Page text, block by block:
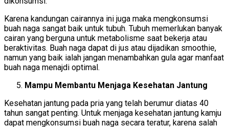
Karena kandungan cairannya ini juga maka mengkonsumsi
buah naga sangat baik untuk tubuh. Tubuh memerlukan banyak
cairan yang berguna untuk metabolisme saat bekerja atau
beraktivitas. Buah naga dapat di jus atau dijadikan smoothie,
namun yang baik ialah jangan menambahkan gula agar manfaat
buah naga menajdi optimal.
Mampu Membantu Menjaga Kesehatan Jantung
Kesehatan jantung pada pria yang telah berumur diatas 40
tahun sangat penting. Untuk menjaga kesehatan jantung kamju
dapat mengkonsumsi buah naga secara teratur, karena salah